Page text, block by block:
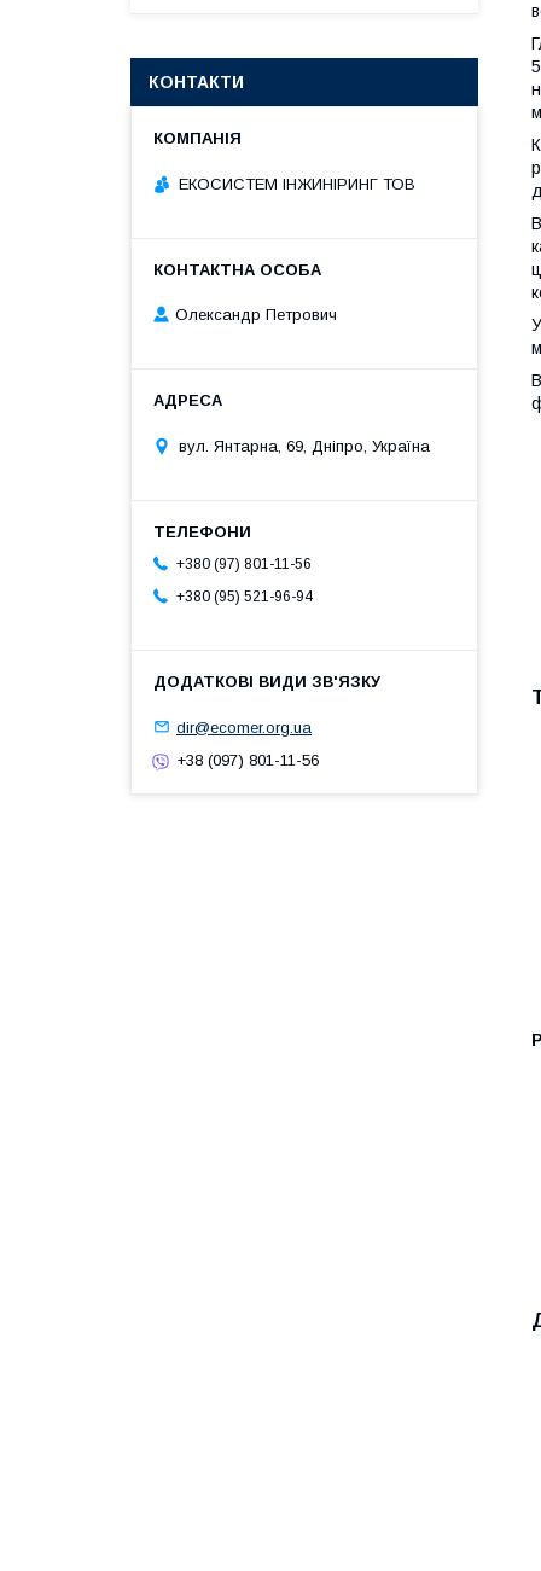
КОНТАКТИ
ЕКОСИСТЕМ ІНЖИНІРИНГ ТОВ
Олександр Петрович
вул. Янтарна, 69, Дніпро, Україна
+380 (97) 801-11-56
+380 (95) 521-96-94
dir@ecomer.org.ua
+38 (097) 801-11-56